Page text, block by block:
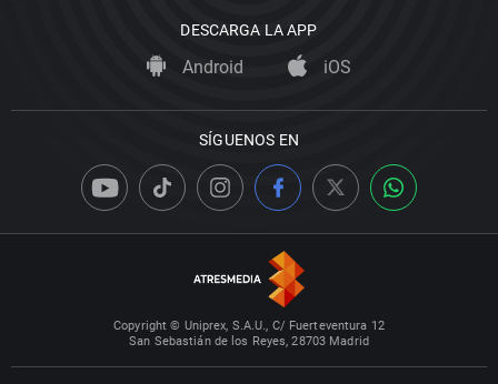
DESCARGA LA APP
Android iOS
SÍGUENOS EN
Copyright © Uniprex, S.A.U., C/ Fuerteventura 12
San Sebastián de los Reyes, 28703 Madrid